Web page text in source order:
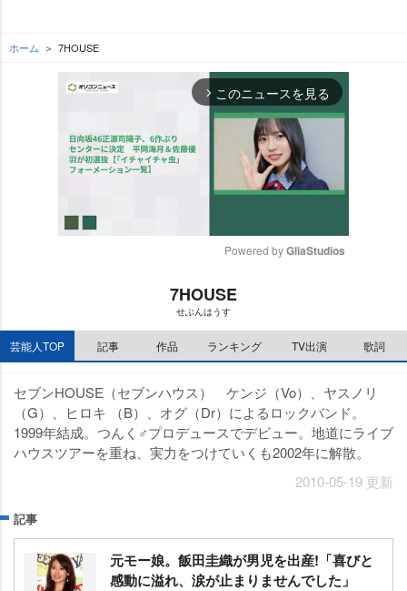
ホーム 7HOUSE
arrow_forward_ios このニュースを見る
e
Powered by GliaStudios
7HOUSE
せぶんはうす
芸能人TOP 記事 作品 ランキング TV出演 歌詞
セブンHOUSE（セブンハウス） ケンジ（Vo）、ヤスノリ
（G）、ヒロキ （B）、オグ（Dr）によるロックバンド。
1999年結成。つんく♂プロデュースでデビュー。地道にライブ
ハウスツアーを重ね、実力をつけていくも2002年に解散。
2010-05-19 更新
記事
元モー娘。飯田圭織が男児を出産!「喜びと
感動に溢れ、涙が止まりませんでした」